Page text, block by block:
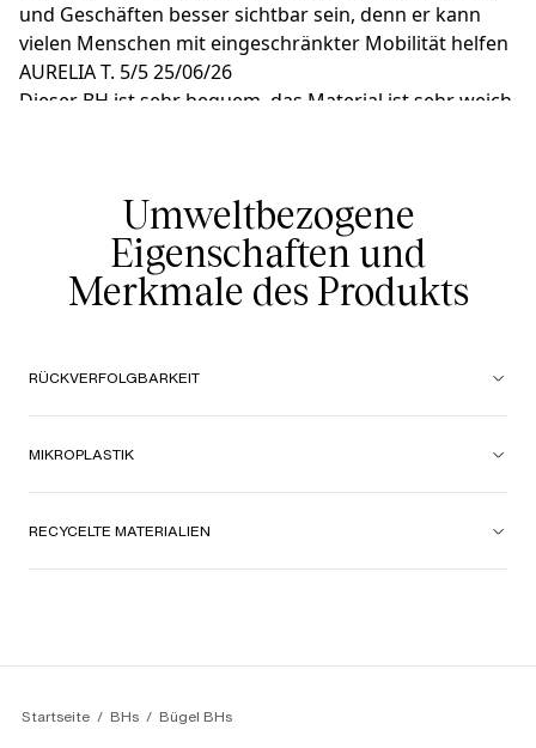
und Geschäften besser sichtbar sein, denn er kann
vielen Menschen mit eingeschränkter Mobilität helfen
AURELIA T. 5/525/06/26
Dieser BH ist sehr bequem, das Material ist sehr weich,
schmerzfrei zu schließen, trotz meiner Arthrose in den
Umweltbezogene
Eigenschaften und
Merkmale des Produkts
RÜCKVERFOLGBARKEIT
MIKROPLASTIK
RECYCELTE MATERIALIEN
Startseite BHs Bügel BHs